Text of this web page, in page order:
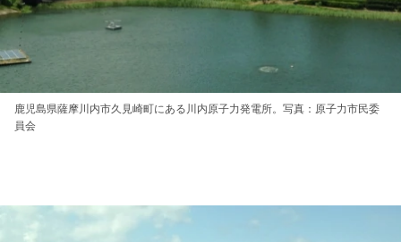
鹿児島県薩摩川内市久見崎町にある川内原子力発電所。写真：原子力市民委
員会